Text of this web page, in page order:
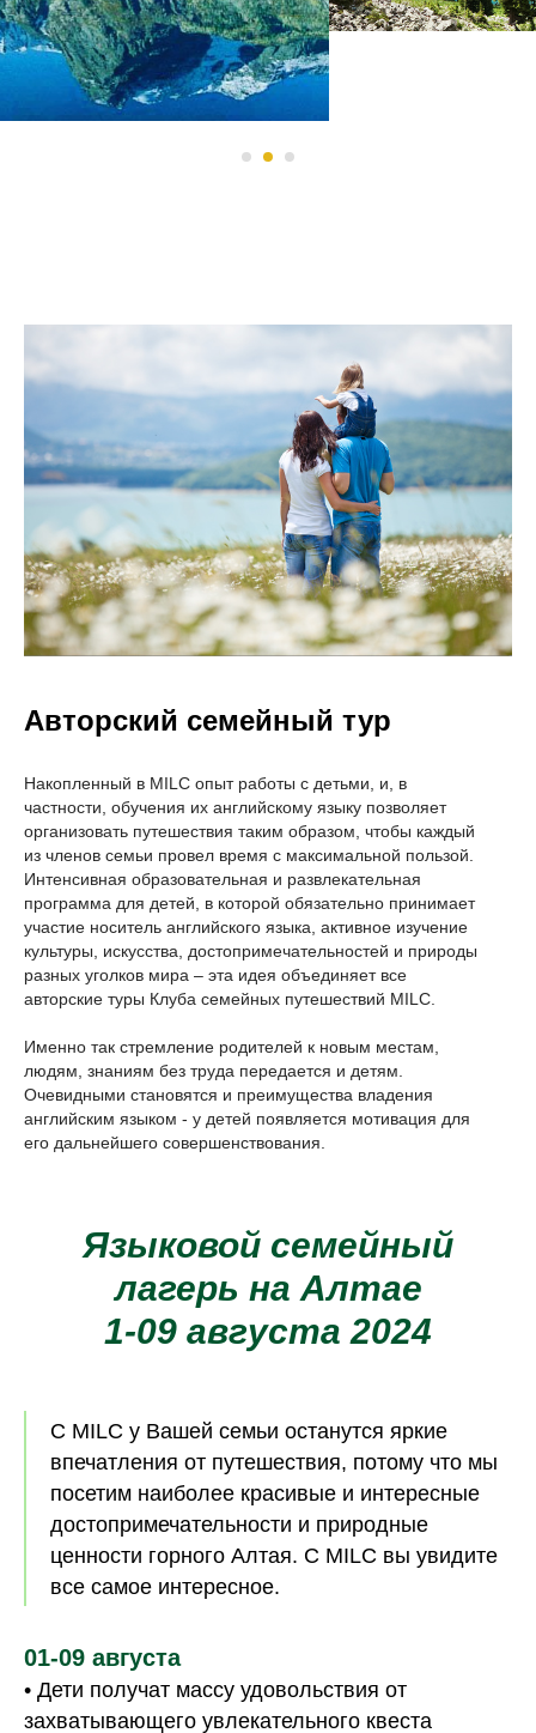
Авторский семейный тур
частности, обучения их английскому языку позволяет
организовать путешествия таким образом, чтобы каждый
Интенсивная образовательная и развлекательная
программа для детей, в которой обязательно принимает
участие носитель английского языка, активное изучение
культуры, искусства, достопримечательностей и природы
разных уголков мира – эта идея объединяет все
авторские туры Клуба семейных путешествий MILC.
Именно так стремление родителей к новым местам,
людям, знаниям без труда передается и детям.
Очевидными становятся и преимущества владения
его дальнейшего совершенствования.
Языковой семейный
1-09 августа 2024
С MILC у Вашей семьи останутся яркие
достопримечательности и природные
ценности горного Алтая. С MILC вы увидите
все самое интересное.
01-09 августа
• Дети получат массу удовольствия от
Fary tale of Altai. На Алтае жил богатырь
Сартакпай. Коса у него до земли. Брови точно
густой кустарник. Мускулы узловаты, как нарост